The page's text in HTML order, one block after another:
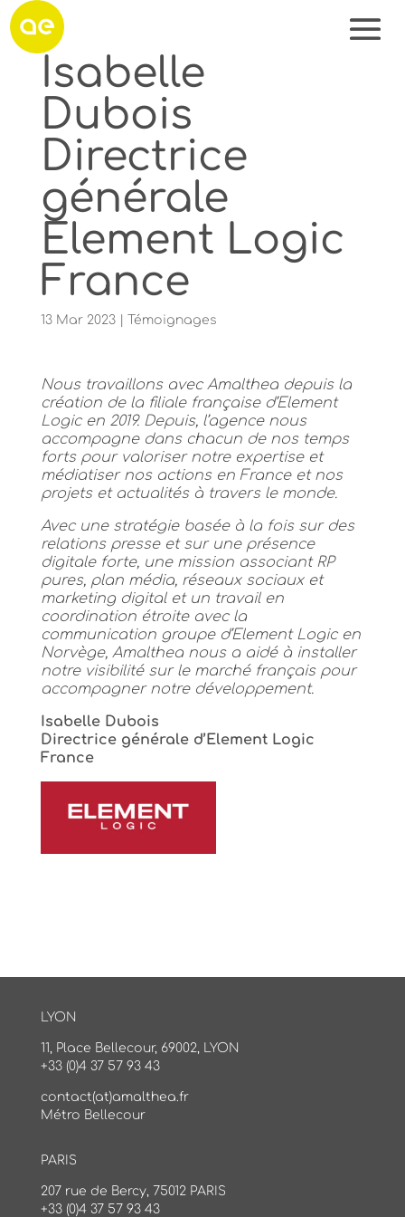
Isabelle
Dubois
Directrice
générale
Element Logic
France
13 Mar 2023| Témoignages
Nous travaillons avec Amalthea depuis la
création de la filiale française d’Element
Logic en 2019. Depuis, l’agence nous
accompagne dans chacun de nos temps
forts pour valoriser notre expertise et
médiatiser nos actions en France et nos
projets et actualités à travers le monde.
Avec une stratégie basée à la fois sur des
relations presse et sur une présence
digitale forte, une mission associant RP
pures, plan média, réseaux sociaux et
marketing digital et un travail en
coordination étroite avec la
communication groupe d’Element Logic en
Norvège, Amalthea nous a aidé à installer
notre visibilité sur le marché français pour
accompagner notre développement.
Isabelle Dubois
Directrice générale d’Element Logic
France
LYON
11, Place Bellecour, 69002, LYON
+33 (0)4 37 57 93 43
contact(at)amalthea.fr
Métro Bellecour
PARIS
207 rue de Bercy, 75012 PARIS
+33 (0)4 37 57 93 43